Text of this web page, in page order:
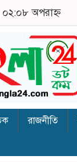
অপরাহ্ন
রাজনীতি